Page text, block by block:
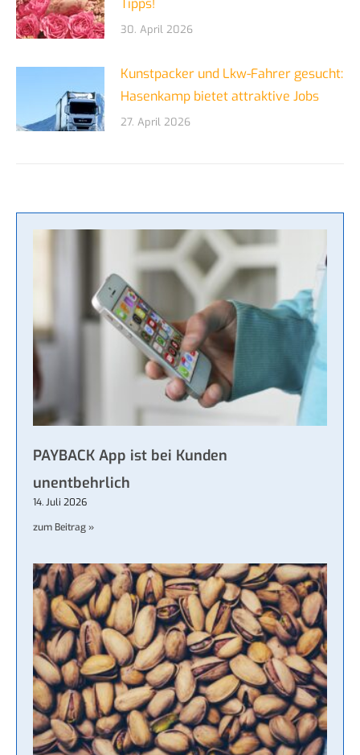
Tipps!
30. April 2026
Kunstpacker und Lkw-Fahrer gesucht:
Hasenkamp bietet attraktive Jobs
27. April 2026
PAYBACK App ist bei Kunden
unentbehrlich
14. Juli 2026
zum Beitrag »